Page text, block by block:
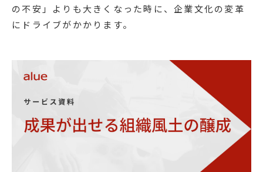
の不安」よりも大きくなった時に、企業文化の変革
にドライブがかかります。